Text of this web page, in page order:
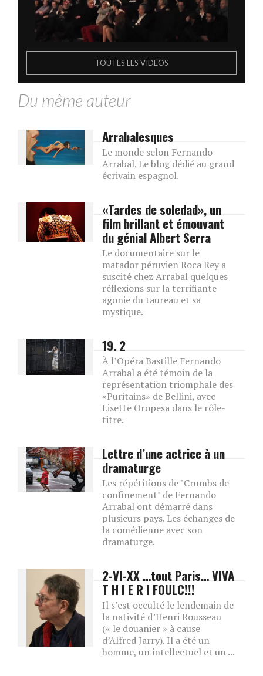
TOUTES LES VIDÉOS
Du même auteur
Arrabalesques
Le monde selon Fernando
Arrabal. Le blog dédié au grand
écrivain espagnol.
«Tardes de soledad», un
film brillant et émouvant
du génial Albert Serra
Le documentaire sur le
matador péruvien Roca Rey a
suscité chez Arrabal quelques
réflexions sur la terrifiante
agonie du taureau et sa
mystique.
19. 2
À l’Opéra Bastille Fernando
Arrabal a été témoin de la
représentation triomphale des
«Puritains» de Bellini, avec
Lisette Oropesa dans le rôle-
titre.
Lettre d’une actrice à un
dramaturge
Les répétitions de "Crumbs de
confinement" de Fernando
Arrabal ont démarré dans
plusieurs pays. Les échanges de
la comédienne avec son
dramaturge.
2-VI-XX …tout Paris… VIVA
T H I E R I FOULC!!!
Il s’est occulté le lendemain de
la nativité d’Henri Rousseau
(« le douanier » à cause
d’Alfred Jarry). Il a été un
homme, un intellectuel et un ...